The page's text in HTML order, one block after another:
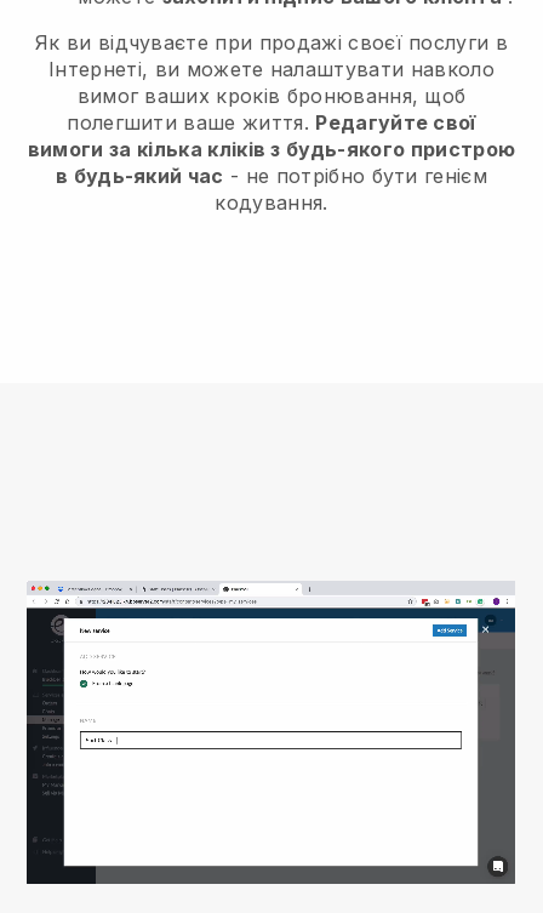
Як ви відчуваєте при продажі своєї послуги в
Інтернеті, ви можете налаштувати навколо
вимог ваших кроків бронювання, щоб
полегшити ваше життя. Редагуйте свої
вимоги за кілька кліків з будь-якого пристрою
в будь-який час - не потрібно бути генієм
кодування.